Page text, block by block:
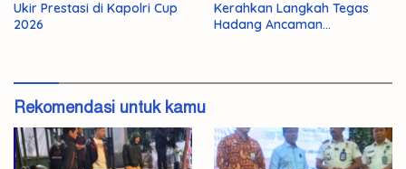
Ukir Prestasi di Kapolri Cup
2026
Kerahkan Langkah Tegas
Hadang Ancaman
Rekomendasi untuk kamu